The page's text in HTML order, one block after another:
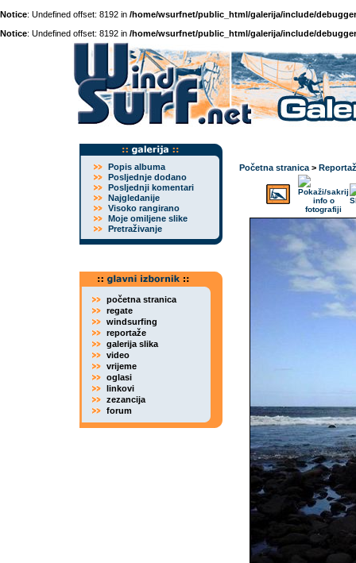
Notice: Undefined offset: 8192 in /home/wsurfnet/public_html/galerija/include/
Notice: Undefined offset: 8192 in /home/wsurfnet/public_html/galerija/include/
Popis albuma
Posljednje dodano
Posljednji komentari
Najgledanije
Visoko rangirano
Moje omiljene slike
Pretraživanje
početna stranica
regate
windsurfing
reportaže
galerija slika
video
vrijeme
oglasi
linkovi
zezancija
forum
Početna stranica >